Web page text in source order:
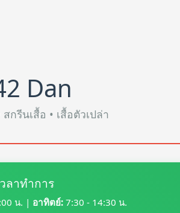
Dan
กรีนเสื้อ • เสื้อตัวเปล่า
ลาทำการ
น. | อาทิตย์: 7:30 - 14:30 น.